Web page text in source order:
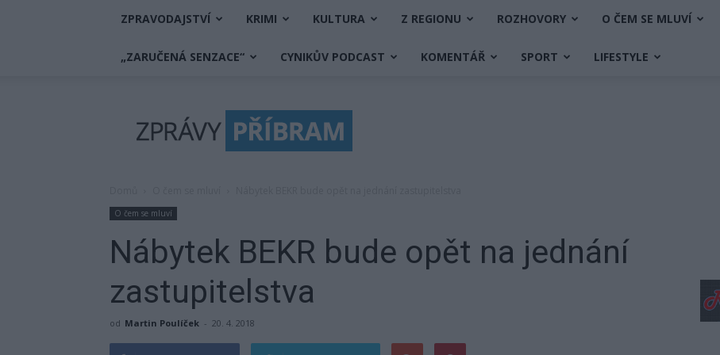
ZPRAVODAJSTVÍ KRIMI KULTURA Z REGIONU ROZHOVORY O ČEM SE MLUVÍ
„ZARUČENÁ SENZACE“ CYNIKŮV PODCAST KOMENTÁŘ SPORT LIFESTYLE
Příbram
O čem se mluví
Nábytek BEKR bude opět na jednání
zastupitelstva
od Martin Poulíček - 20. 4. 2018